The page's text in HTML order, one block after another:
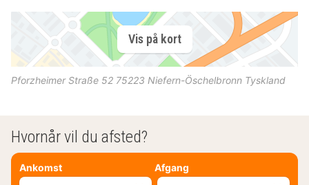
Vis på kort
Pforzheimer Straße 52 75223 Niefern-Öschelbronn Tyskland
Hvornår vil du afsted?
Ankomst Afgang